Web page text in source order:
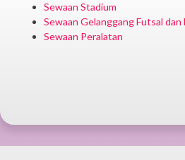
Sewaan Stadium
Sewaan Gelanggang Futsal dan
Sewaan Peralatan